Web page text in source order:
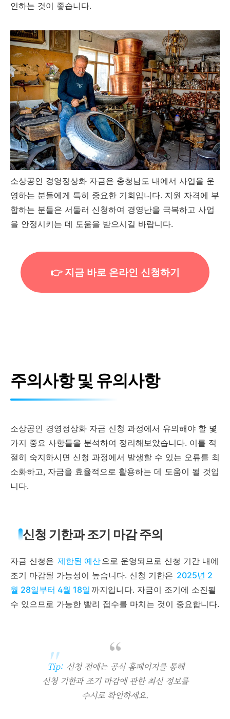
인하는 것이 좋습니다.
소상공인 경영정상화 자금은 충청남도 내에서 사업을 운
영하는 분들에게 특히 중요한 기회입니다. 지원 자격에 부
합하는 분들은 서둘러 신청하여 경영난을 극복하고 사업
을 안정시키는 데 도움을 받으시길 바랍니다.
👉 지금 바로 온라인 신청하기
주의사항 및 유의사항
소상공인 경영정상화 자금 신청 과정에서 유의해야 할 몇
가지 중요 사항들을 분석하여 정리해보았습니다. 이를 적
절히 숙지하시면 신청 과정에서 발생할 수 있는 오류를 최
소화하고, 자금을 효율적으로 활용하는 데 도움이 될 것입
니다.
신청 기한과 조기 마감 주의
자금 신청은 제한된 예산으로 운영되므로 신청 기간 내에
조기 마감될 가능성이 높습니다. 신청 기한은 2025년 2
월 28일부터 4월 18일 까지입니다. 자금이 조기에 소진될
수 있으므로 가능한 빨리 접수를 마치는 것이 중요합니다.
Tip: 신청 전에는 공식 홈페이지를 통해
신청 기한과 조기 마감에 관한 최신 정보를
수시로 확인하세요.